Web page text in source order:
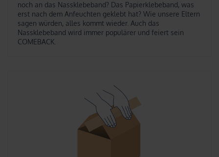
noch an das Nassklebeband? Das Papierklebeband, was
erst nach dem Anfeuchten geklebt hat? Wie unsere Eltern
sagen würden, alles kommt wieder. Auch das
Nassklebeband wird immer populärer und feiert sein
COMEBACK.